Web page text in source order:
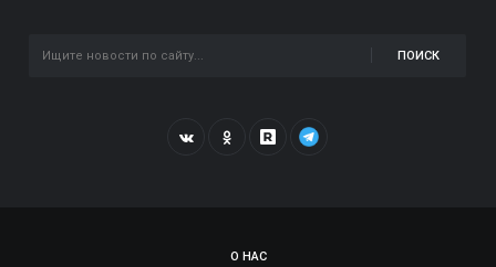
ПОИСК
О НАС